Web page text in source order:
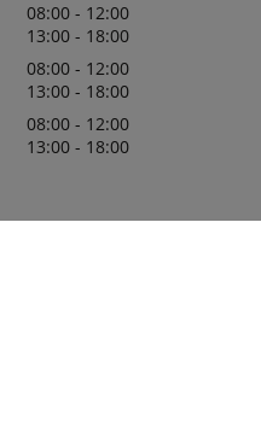
08:00 - 12:00
13:00 - 18:00
08:00 - 12:00
13:00 - 18:00
08:00 - 12:00
13:00 - 18:00